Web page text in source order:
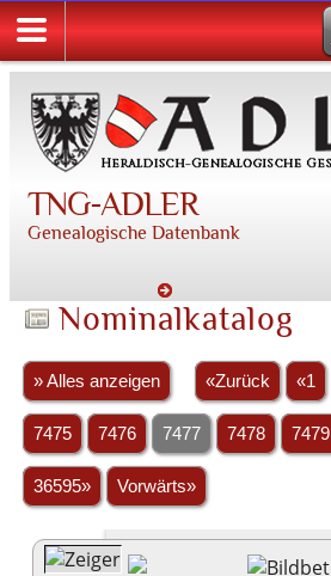
TNG-ADLER
Genealogische Datenbank
Nominalkatalog
» Alles anzeigen «Zurück «1
7475 7476 7477 7478 7479
36595» Vorwärts»